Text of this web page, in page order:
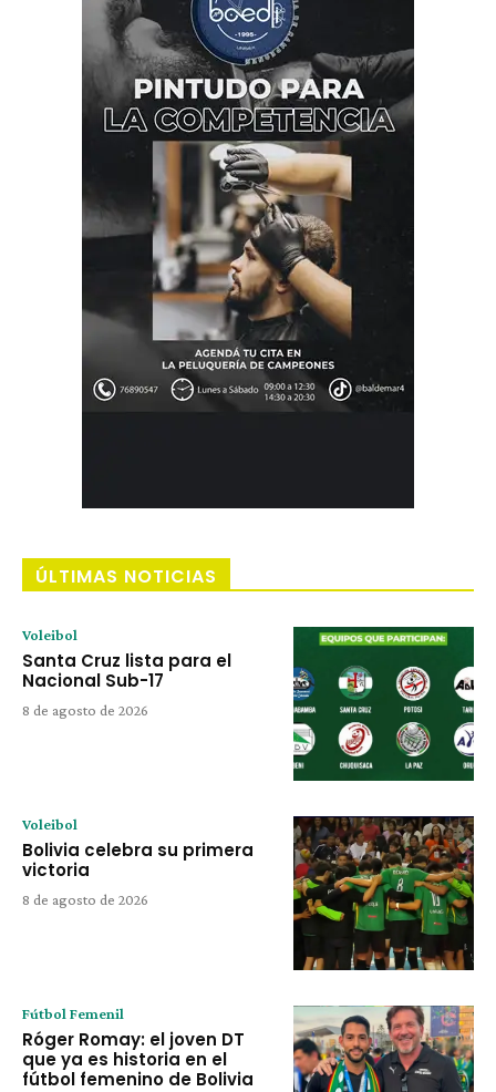
ÚLTIMAS NOTICIAS
Voleibol
Santa Cruz lista para el
Nacional Sub-17
8 de agosto de 2026
Voleibol
Bolivia celebra su primera
victoria
8 de agosto de 2026
Fútbol Femenil
Róger Romay: el joven DT
que ya es historia en el
fútbol femenino de Bolivia